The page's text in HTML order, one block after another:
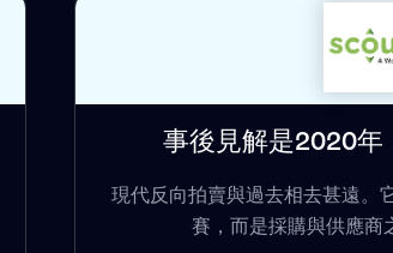
事後見解是2020
現代反向拍賣與過去相去甚遠。
賽，而是採購與供應商